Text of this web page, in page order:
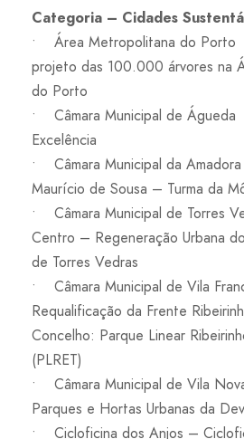
Categoria – Cidades
• Área Metropolitana do Porto
projeto das 100.000 árvores na
do Porto
• Câmara Municipal de
Excelência
• Câmara Municipal da
Maurício de Sousa – Turma da
• Câmara Municipal de Torres
Centro – Regeneração Urbana
de Torres Vedras
• Câmara Municipal de Vila
Requalificação da Frente
Concelho: Parque Linear
(PLRET)
• Câmara Municipal de Vila
Parques e Hortas Urbanas da
• Cicloficina dos Anjos –